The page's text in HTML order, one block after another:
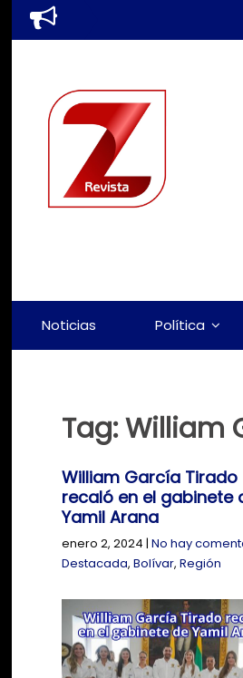
Noticias Política
Tag: William
William García Tirado
recaló en el gabinete
Yamil Arana
enero 2, 2024 |No hay
Destacada,Bolívar,Región